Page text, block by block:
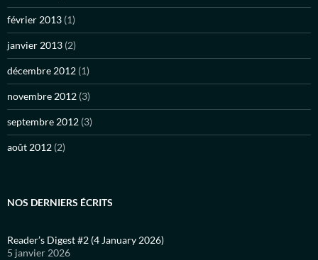
février 2013 (1)
janvier 2013 (2)
décembre 2012 (1)
novembre 2012 (3)
septembre 2012 (3)
août 2012 (2)
NOS DERNIERS ÉCRITS
Reader’s Digest #2 (4 January 2026)
5 janvier 2026